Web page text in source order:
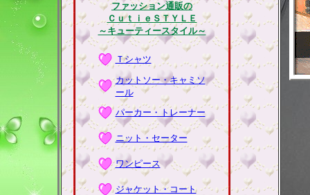
ファッション通販の
ＣｕｔｉｅＳＴＹＬＥ
～キューティースタイル～
Ｔシャツ
カットソー・キャミソ
ール
パーカー・トレーナー
ニット・セーター
ワンピース
ジャケット・コート